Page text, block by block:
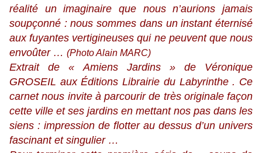
réalité un imaginaire que nous n’aurions jamais
soupçonné : nous sommes dans un instant éternisé
aux fuyantes vertigineuses qui ne peuvent que nous
envoûter … (Photo Alain MARC)
Extrait de « Amiens Jardins » de Véronique
GROSEIL aux Éditions Librairie du Labyrinthe . Ce
carnet nous invite à parcourir de très originale façon
cette ville et ses jardins en mettant nos pas dans les
siens : impression de flotter au dessus d’un univers
fascinant et singulier …